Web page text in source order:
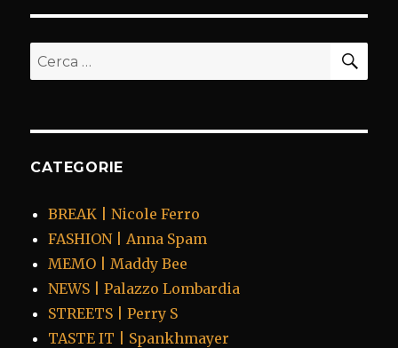
Cerca:
CATEGORIE
BREAK | Nicole Ferro
FASHION | Anna Spam
MEMO | Maddy Bee
NEWS | Palazzo Lombardia
STREETS | Perry S
TASTE IT | Spankhmayer